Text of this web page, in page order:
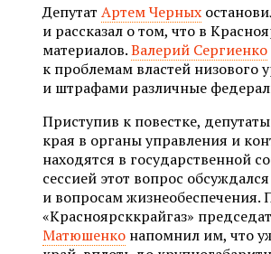
Депутат Артем Черных
и рассказал о том, что в
материалов.Валерий Сергиенко
к проблемам властей низового
и штрафами различные
Приступив к повестке,
края в органы управления и
находятся в государственной
сессией этот вопрос
и вопросам
«Красноярсккрайгаз»
Матюшенко напомнил им, что